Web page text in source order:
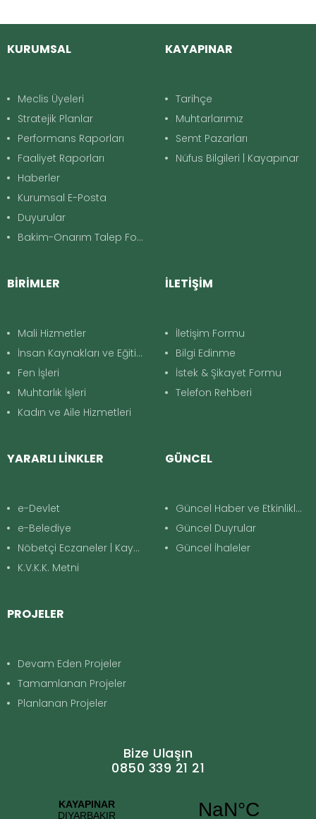
KURUMSAL
Meclis Üyeleri
Stratejik Planlar
Performans Raporları
Faaliyet Raporları
Haberler
Kurumsal E-Posta
Duyurular
Bakim-Onarım Talep Formu
KAYAPINAR
Tarihçe
Muhtarlarımız
Semt Pazarları
Nüfus Bilgileri | Kayapınar
BİRİMLER
Mali Hizmetler
İnsan Kaynakları ve Eğitim
Fen İşleri
Muhtarlık İşleri
Kadın ve Aile Hizmetleri
İLETİŞİM
İletişim Formu
Bilgi Edinme
İstek & Şikayet Formu
Telefon Rehberi
YARARLI LİNKLER
e-Devlet
e-Belediye
Nöbetçi Eczaneler | Kayapınar
K.V.K.K. Metni
GÜNCEL
Güncel Haber ve Etkinlikler
Güncel Duyrular
Güncel İhaleler
PROJELER
Devam Eden Projeler
Tamamlanan Projeler
Planlanan Projeler
Bize Ulaşın
0850 339 21 21